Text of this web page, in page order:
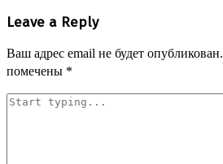
Leave a Reply
Ваш адрес email не будет опубликован.
помечены *